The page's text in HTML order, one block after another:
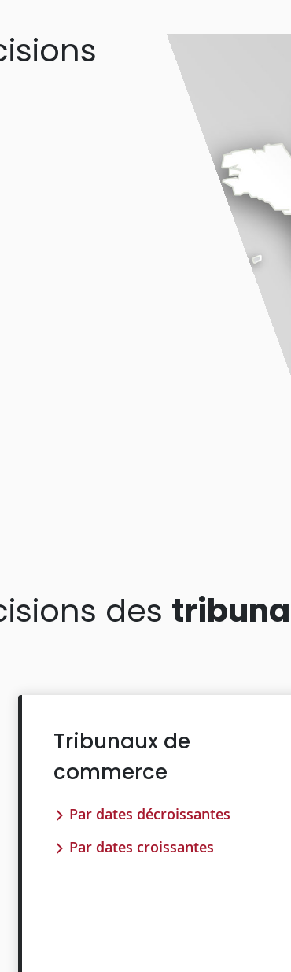
des
Tribunaux de
commerce
Par dates décroissantes
Par dates croissantes